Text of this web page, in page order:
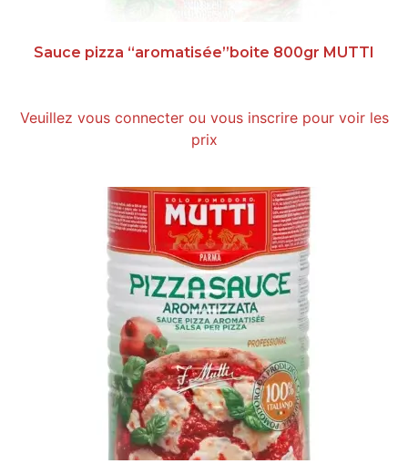
Sauce pizza “aromatisée”boite 800gr MUTTI
Veuillez vous connecter ou vous inscrire pour voir les
prix